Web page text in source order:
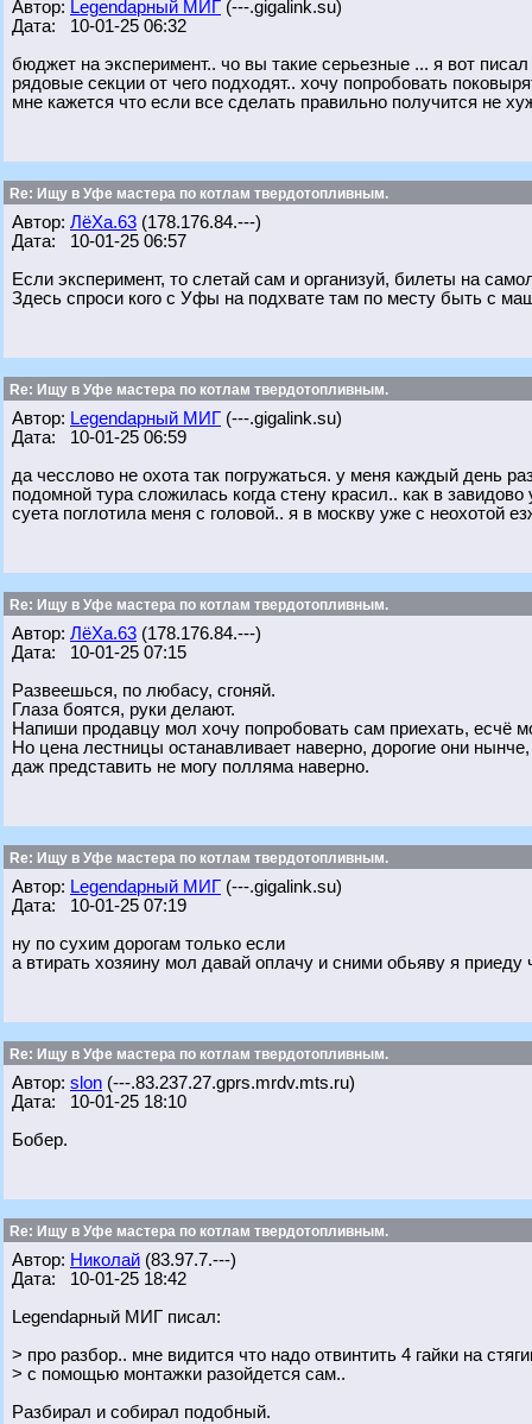
Автор: Legendарный МИГ (---.gigalink.su)
Дата: 10-01-25 06:32
бюджет на эксперимент.. чо вы такие серьезные ... я вот
рядовые секции от чего подходят.. хочу попробовать
мне кажется что если все сделать правильно получится не
Re: Ищу в Уфе мастера по котлам твердотопливным.
Автор: ЛёХа.63 (178.176.84.---)
Дата: 10-01-25 06:57
Если эксперимент, то слетай сам и организуй, билеты на
Здесь спроси кого с Уфы на подхвате там по месту быть с
Re: Ищу в Уфе мастера по котлам твердотопливным.
Автор: Legendарный МИГ (---.gigalink.su)
Дата: 10-01-25 06:59
да чесслово не охота так погружаться. у меня каждый день
подомной тура сложилась когда стену красил.. как в
суета поглотила меня с головой.. я в москву уже с неохотой
Re: Ищу в Уфе мастера по котлам твердотопливным.
Автор: ЛёХа.63 (178.176.84.---)
Дата: 10-01-25 07:15
Развеешься, по любасу, сгоняй.
Глаза боятся, руки делают.
Напиши продавцу мол хочу попробовать сам приехать, есчё
Но цена лестницы останавливает наверно, дорогие они
даж представить не могу полляма наверно.
Re: Ищу в Уфе мастера по котлам твердотопливным.
Автор: Legendарный МИГ (---.gigalink.su)
Дата: 10-01-25 07:19
ну по сухим дорогам только если
а втирать хозяину мол давай оплачу и сними обьяву я
Re: Ищу в Уфе мастера по котлам твердотопливным.
Автор: slon (---.83.237.27.gprs.mrdv.mts.ru)
Дата: 10-01-25 18:10
Бобер.
Re: Ищу в Уфе мастера по котлам твердотопливным.
Автор: Николай (83.97.7.---)
Дата: 10-01-25 18:42
Legendарный МИГ писал:
> про разбор.. мне видится что надо отвинтить 4 гайки на
> с помощью монтажки разойдется сам..
Разбирал и собирал подобный.